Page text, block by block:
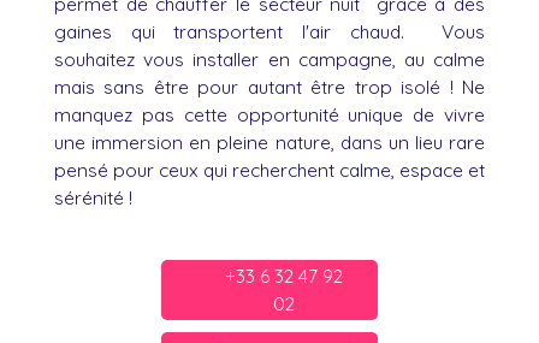
gaines qui transportent l'air chaud. Vous
souhaitez vous installer en campagne, au calme
mais sans être pour autant être trop isolé ! Ne
manquez pas cette opportunité unique de vivre
une immersion en pleine nature, dans un lieu rare
pensé pour ceux qui recherchent calme, espace et
sérénité !
+33 6 32 47 92
02